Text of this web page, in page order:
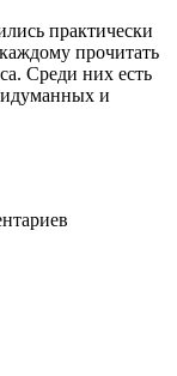
практически
прочитать
Среди них есть
и